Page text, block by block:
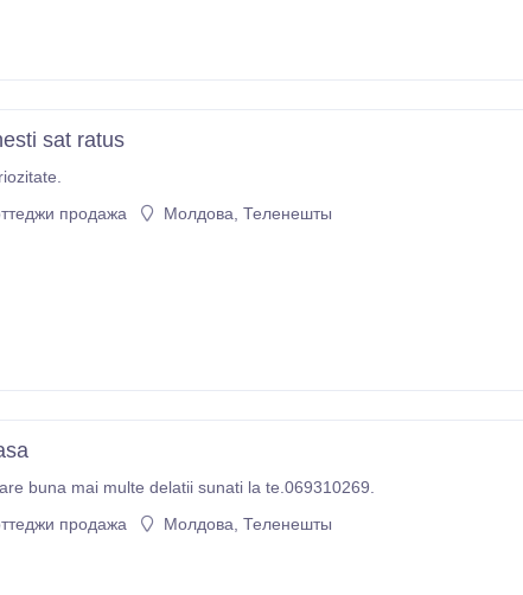
sat ratus
продажа Молдова, Теленешты
buna mai multe delatii sunati la te.069310269.
продажа Молдова, Теленешты